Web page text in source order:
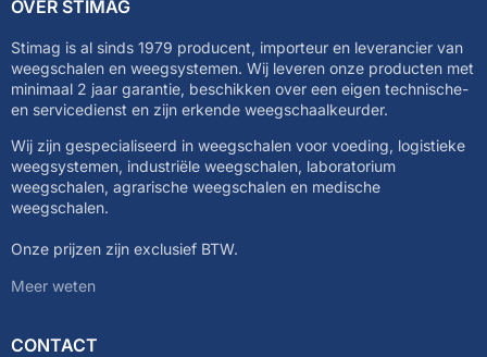
OVER STIMAG
Stimag is al sinds 1979 producent, importeur en leverancier van
weegschalen en weegsystemen. Wij leveren onze producten met
minimaal 2 jaar garantie, beschikken over een eigen technische-
en servicedienst en zijn erkende weegschaalkeurder.
Wij zijn gespecialiseerd in weegschalen voor voeding, logistieke
weegsystemen, industriële weegschalen, laboratorium
weegschalen, agrarische weegschalen en medische
weegschalen.
Onze prijzen zijn exclusief BTW.
Meer weten
CONTACT